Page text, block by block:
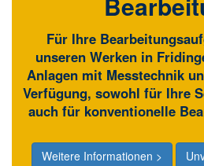
Für Ihre
unseren Werken in
Anlagen mit Messtechnik
Verfügung, sowohl für Ihre
auch für konventionelle
Weitere Informationen >